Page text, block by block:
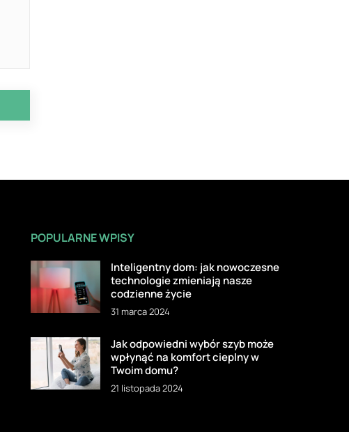
POPULARNE WPISY
Inteligentny dom: jak nowoczesne
technologie zmieniają nasze
codzienne życie
31 marca 2024
Jak odpowiedni wybór szyb może
wpłynąć na komfort cieplny w
Twoim domu?
21 listopada 2024